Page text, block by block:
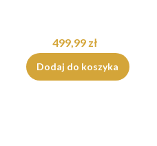
499,99 zł
Dodaj do koszyka